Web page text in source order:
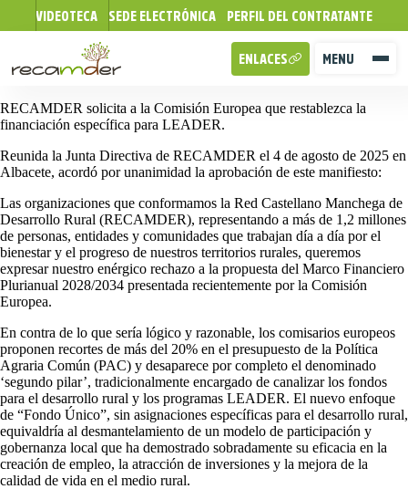
VIDEOTECA SEDE ELECTRÓNICA PERFIL DEL CONTRATANTE
MENU
ENLACES
RECAMDER solicita a la Comisión Europea que restablezca la
financiación específica para LEADER.
Reunida la Junta Directiva de RECAMDER el 4 de agosto de 2025 en
Albacete, acordó por unanimidad la aprobación de este manifiesto:
Las organizaciones que conformamos la Red Castellano Manchega de
Desarrollo Rural (RECAMDER), representando a más de 1,2 millones
de personas, entidades y comunidades que trabajan día a día por el
bienestar y el progreso de nuestros territorios rurales, queremos
expresar nuestro enérgico rechazo a la propuesta del Marco Financiero
Plurianual 2028/2034 presentada recientemente por la Comisión
Europea.
En contra de lo que sería lógico y razonable, los comisarios europeos
proponen recortes de más del 20% en el presupuesto de la Política
Agraria Común (PAC) y desaparece por completo el denominado
‘segundo pilar’, tradicionalmente encargado de canalizar los fondos
para el desarrollo rural y los programas LEADER. El nuevo enfoque
de “Fondo Único”, sin asignaciones específicas para el desarrollo rural,
equivaldría al desmantelamiento de un modelo de participación y
gobernanza local que ha demostrado sobradamente su eficacia en la
creación de empleo, la atracción de inversiones y la mejora de la
calidad de vida en el medio rural.